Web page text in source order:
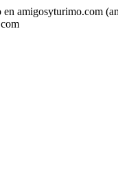
en amigosyturimo.com